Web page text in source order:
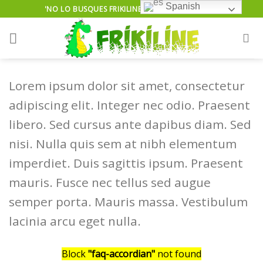
to
content
'NO LO BUSQUES FRIKILINE TE LO ENCUENTRA'...
Lorem ipsum dolor sit amet, consectetur
adipiscing elit. Integer nec odio. Praesent
libero. Sed cursus ante dapibus diam. Sed
nisi. Nulla quis sem at nibh elementum
imperdiet. Duis sagittis ipsum. Praesent
mauris. Fusce nec tellus sed augue
semper porta. Mauris massa. Vestibulum
lacinia arcu eget nulla.
Block"faq-accordian" not found
Spanish